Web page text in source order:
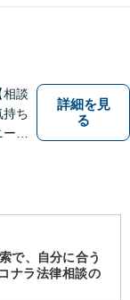
さ
相談
持ち
ズ
は無
談
詳細を見
る
で、自分に合う
ナラ法律相談の